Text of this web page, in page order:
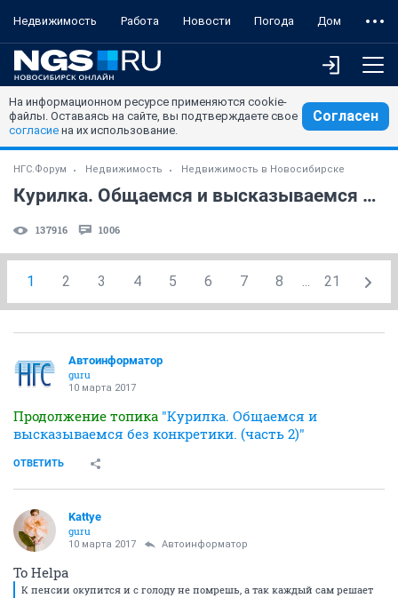
Недвижимость Работа Новости Погода Дом
На информационном ресурсе применяются cookie-
файлы. Оставаясь на сайте, вы подтверждаете свое
согласие на их использование.
Согласен
НГС.Форум Недвижимость Недвижимость в Новосибирске
Курилка. Общаемся и высказываемся без конкретики. (часть 3)
137916 1006
1 2 3 4 5 6 7 8 ... 21
Автоинформатор
guru
10 марта 2017
Продолжение топика "Курилка. Общаемся и
высказываемся без конкретики. (часть 2)"
ОТВЕТИТЬ
Kattye
guru
10 марта 2017 Автоинформатор
То Helpa
К пенсии окупится и с голоду не помрешь, а так каждый сам решает